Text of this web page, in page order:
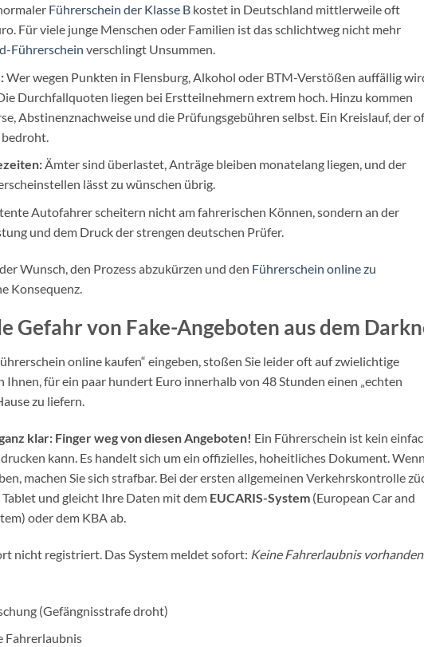
Führerschein der Klasse Bkostet in Deutschland mittlerweile oft
Für viele junge Menschen oder Familien ist das schlichtweg nicht mehr
Führerschein verschlingt Unsummen.
Wer wegen Punkten in Flensburg, Alkohol oder BTM-Verstößen auffällig
Durchfallquoten liegen bei Erstteilnehmern extrem hoch. Hinzu kommen
Abstinenznachweise und die Prüfungsgebühren selbst. Ein Kreislauf, der
Ämter sind überlastet, Anträge bleiben monatelang liegen, und der
lässt zu wünschen übrig.
Autofahrer scheitern nicht am fahrerischen Können, sondern an der
und dem Druck der strengen deutschen Prüfer.
Wunsch, den Prozess abzukürzen und den Führerschein online zu
Konsequenz.
Gefahr von Fake-Angeboten aus dem
online kaufen“ eingeben, stoßen Sie leider oft auf zwielichtige
für ein paar hundert Euro innerhalb von 48 Stunden einen „echten
zu liefern.
klar: Finger weg von diesen Angeboten! Ein Führerschein ist kein
kann. Es handelt sich um ein offizielles, hoheitliches Dokument.
machen Sie sich strafbar. Bei der ersten allgemeinen Verkehrskontrolle
und gleicht Ihre Daten mit dem EUCARIS-System (European Car and
oder dem KBA ab.
nicht registriert. Das System meldet sofort: Keine Fahrerlaubnis vorhanden
(Gefängnisstrafe droht)
Fahrerlaubnis